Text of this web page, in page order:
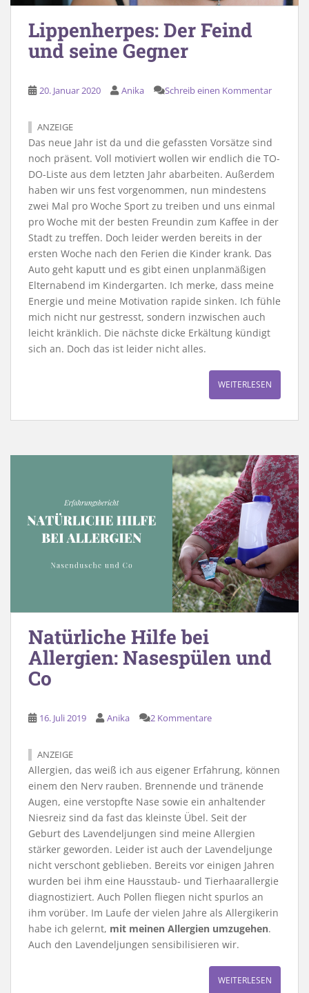
Lippenherpes: Der Feind
und seine Gegner
20. Januar 2020 Anika Schreib einen Kommentar
ANZEIGE
Das neue Jahr ist da und die gefassten Vorsätze sind
noch präsent. Voll motiviert wollen wir endlich die TO-
DO-Liste aus dem letzten Jahr abarbeiten. Außerdem
haben wir uns fest vorgenommen, nun mindestens
zwei Mal pro Woche Sport zu treiben und uns einmal
pro Woche mit der besten Freundin zum Kaffee in der
Stadt zu treffen. Doch leider werden bereits in der
ersten Woche nach den Ferien die Kinder krank. Das
Auto geht kaputt und es gibt einen unplanmäßigen
Elternabend im Kindergarten. Ich merke, dass meine
Energie und meine Motivation rapide sinken. Ich fühle
mich nicht nur gestresst, sondern inzwischen auch
leicht kränklich. Die nächste dicke Erkältung kündigt
sich an. Doch das ist leider nicht alles.
WEITERLESEN
Natürliche Hilfe bei
Allergien: Nasespülen und
Co
16. Juli 2019 Anika 2 Kommentare
ANZEIGE
Allergien, das weiß ich aus eigener Erfahrung, können
einem den Nerv rauben. Brennende und tränende
Augen, eine verstopfte Nase sowie ein anhaltender
Niesreiz sind da fast das kleinste Übel. Seit der
Geburt des Lavendeljungen sind meine Allergien
stärker geworden. Leider ist auch der Lavendeljunge
nicht verschont geblieben. Bereits vor einigen Jahren
wurden bei ihm eine Hausstaub- und Tierhaarallergie
diagnostiziert. Auch Pollen fliegen nicht spurlos an
ihm vorüber. Im Laufe der vielen Jahre als Allergikerin
habe ich gelernt, mit meinen Allergien umzugehen.
Auch den Lavendeljungen sensibilisieren wir.
WEITERLESEN